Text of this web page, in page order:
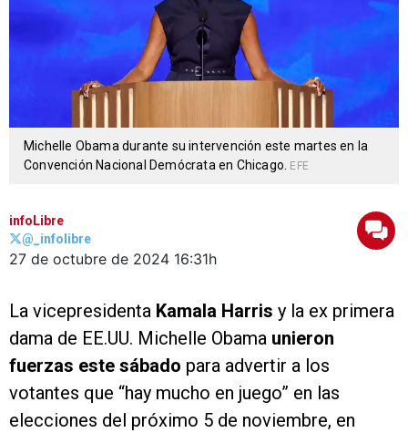
Michelle Obama durante su intervención este martes en la
Convención Nacional Demócrata en Chicago.
EFE
infoLibre
@_infolibre
27 de octubre de 2024 16:31h
La vicepresidenta Kamala Harris y la ex primera
dama de EE.UU. Michelle Obama unieron
fuerzas este sábado para advertir a los
votantes que “hay mucho en juego” en las
elecciones del próximo 5 de noviembre, en